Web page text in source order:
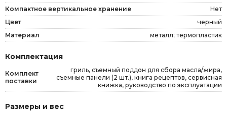
Компактное вертикальное хранение
Нет
Цвет
черный
Материал
металл; термопластик
Комплектация
Комплект
поставки
гриль, съемный поддон для сбора масла/жира,
съемные панели (2 шт.), книга рецептов, сервисная
книжка, руководство по эксплуатации
Размеры и вес